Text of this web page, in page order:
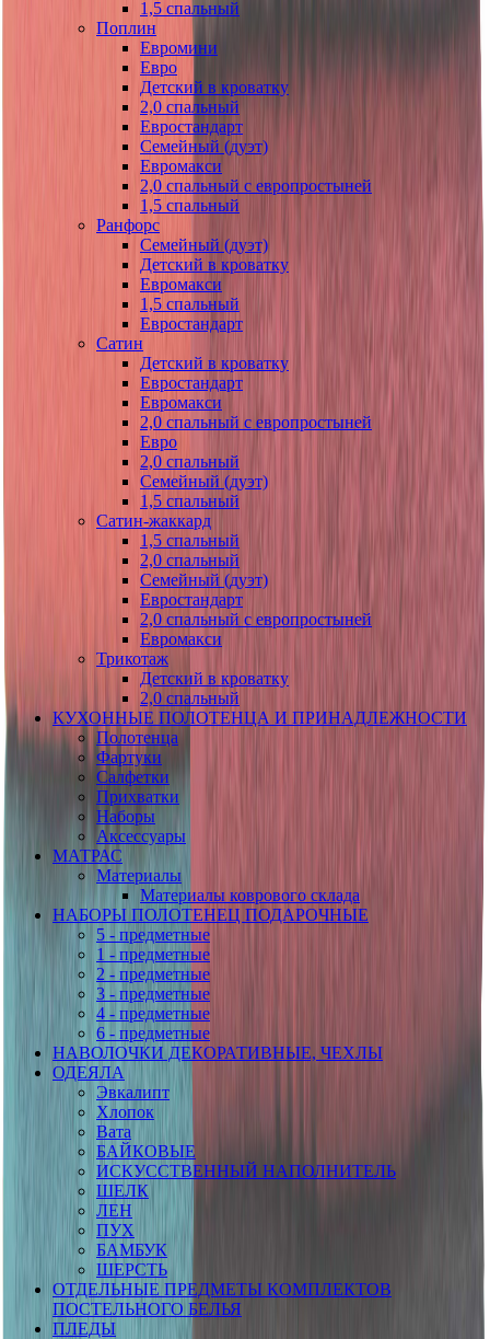
1,5 спальный
Поплин
Евромини
Евро
Детский в кроватку
2,0 спальный
Евростандарт
Семейный (дуэт)
Евромакси
2,0 спальный с европростыней
1,5 спальный
Ранфорс
Семейный (дуэт)
Детский в кроватку
Евромакси
1,5 спальный
Евростандарт
Сатин
Детский в кроватку
Евростандарт
Евромакси
2,0 спальный с европростыней
Евро
2,0 спальный
Семейный (дуэт)
1,5 спальный
Сатин-жаккард
1,5 спальный
2,0 спальный
Семейный (дуэт)
Евростандарт
2,0 спальный с европростыней
Евромакси
Трикотаж
Детский в кроватку
2,0 спальный
КУХОННЫЕ ПОЛОТЕНЦА И ПРИНАДЛЕЖНОСТИ
Полотенца
Фартуки
Салфетки
Прихватки
Наборы
Аксессуары
МАТРАС
Материалы
Материалы коврового склада
НАБОРЫ ПОЛОТЕНЕЦ ПОДАРОЧНЫЕ
5 - предметные
1 - предметные
2 - предметные
3 - предметные
4 - предметные
6 - предметные
НАВОЛОЧКИ ДЕКОРАТИВНЫЕ, ЧЕХЛЫ
ОДЕЯЛА
Эвкалипт
Хлопок
Вата
БАЙКОВЫЕ
ИСКУССТВЕННЫЙ НАПОЛНИТЕЛЬ
ШЕЛК
ЛЕН
ПУХ
БАМБУК
ШЕРСТЬ
ОТДЕЛЬНЫЕ ПРЕДМЕТЫ КОМПЛЕКТОВ
ПОСТЕЛЬНОГО БЕЛЬЯ
ПЛЕДЫ